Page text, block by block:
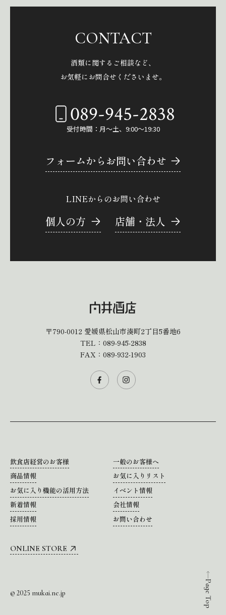
Page Top
CONTACT
酒類に関するご相談など、
お気軽にお問合せくださいませ。
089-945-2838
受付時間：月～土、9:00～19:30
フォームからお問い合わせ
LINEからのお問い合わせ
個人の方 店舗・法人
〒790-0012 愛媛県松山市湊町2丁目5番地6
TEL： 089-945-2838
FAX：089-932-1903
飲食店経営のお客様
一般のお客様へ
商品情報
お気に入りリスト
お気に入り機能の活用方法
イベント情報
新着情報
会社情報
採用情報
お問い合わせ
ONLINE STORE
© 2025 mukai.ne.jp